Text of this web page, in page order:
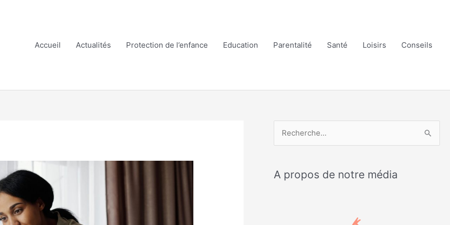
Accueil
Actualités Protection de l’enfance Education Parentalité Santé Loisirs Conseils
hA propos de notre média